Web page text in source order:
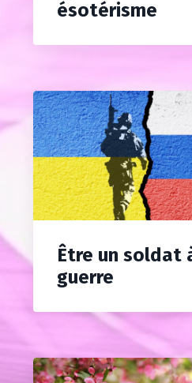
ésotérisme
Être un soldat
guerre